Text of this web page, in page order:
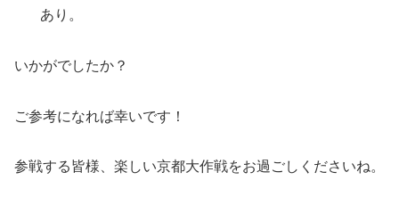
あり。
いかがでしたか？
ご参考になれば幸いです！
参戦する皆様、楽しい京都大作戦をお過ごしくださいね。